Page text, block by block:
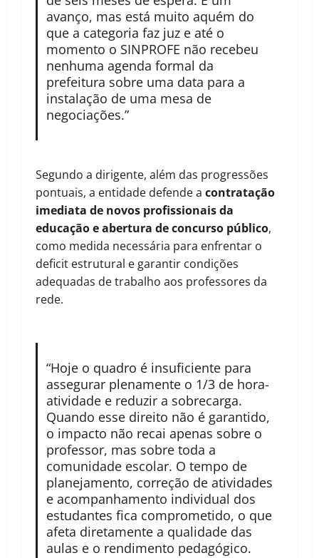
avanço, mas está muito aquém do
que a categoria faz juz e até o
momento o SINPROFE não recebeu
nenhuma agenda formal da
prefeitura sobre uma data para a
instalação de uma mesa de
negociações.”
Segundo a dirigente, além das progressões
pontuais, a entidade defende a contratação
imediata de novos profissionais da
educação e abertura de concurso público,
como medida necessária para enfrentar o
deficit estrutural e garantir condições
adequadas de trabalho aos professores da
rede.
“Hoje o quadro é insuficiente para
assegurar plenamente o 1/3 de hora-
atividade e reduzir a sobrecarga.
Quando esse direito não é garantido,
o impacto não recai apenas sobre o
professor, mas sobre toda a
comunidade escolar. O tempo de
planejamento, correção de atividades
e acompanhamento individual dos
estudantes fica comprometido, o que
afeta diretamente a qualidade das
aulas e o rendimento pedagógico.